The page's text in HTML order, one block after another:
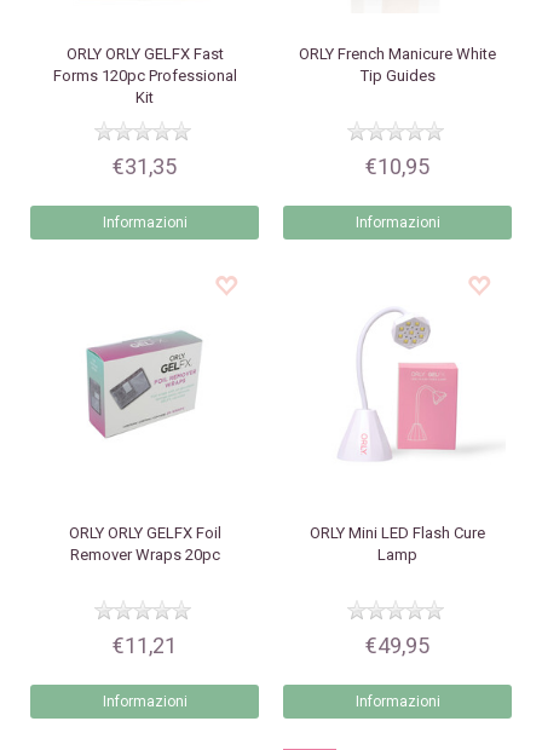
ORLYORLY GELFX Fast
Forms 120pc Professional
Kit
€31,35
Informazioni
ORLY French Manicure White
Tip Guides
€10,95
Informazioni
ORLYORLY GELFX Foil
Remover Wraps 20pc
€11,21
Informazioni
ORLY Mini LED Flash Cure
Lamp
€49,95
Informazioni